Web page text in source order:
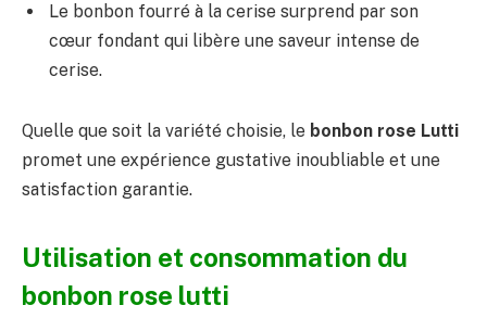
Le bonbon fourré à la cerise surprend par son
cœur fondant qui libère une saveur intense de
cerise.
Quelle que soit la variété choisie, le bonbon rose Lutti
promet une expérience gustative inoubliable et une
satisfaction garantie.
Utilisation et consommation du
bonbon rose lutti